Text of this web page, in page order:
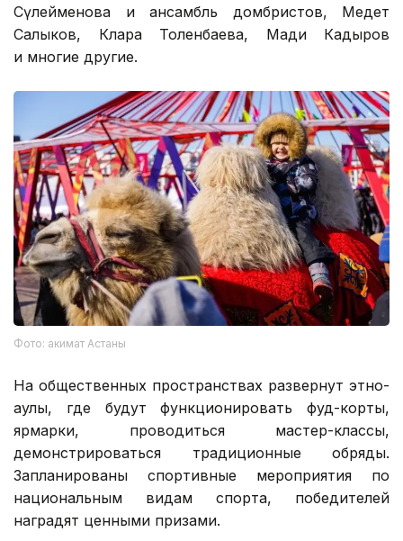
Сүлейменова и ансамбль домбристов, Медет
Салыков, Клара Толенбаева, Мади Кадыров
и многие другие.
Фото: акимат Астаны
На общественных пространствах развернут этно-
аулы, где будут функционировать фуд-корты,
ярмарки, проводиться мастер-классы,
демонстрироваться традиционные обряды.
Запланированы спортивные мероприятия по
национальным видам спорта, победителей
наградят ценными призами.